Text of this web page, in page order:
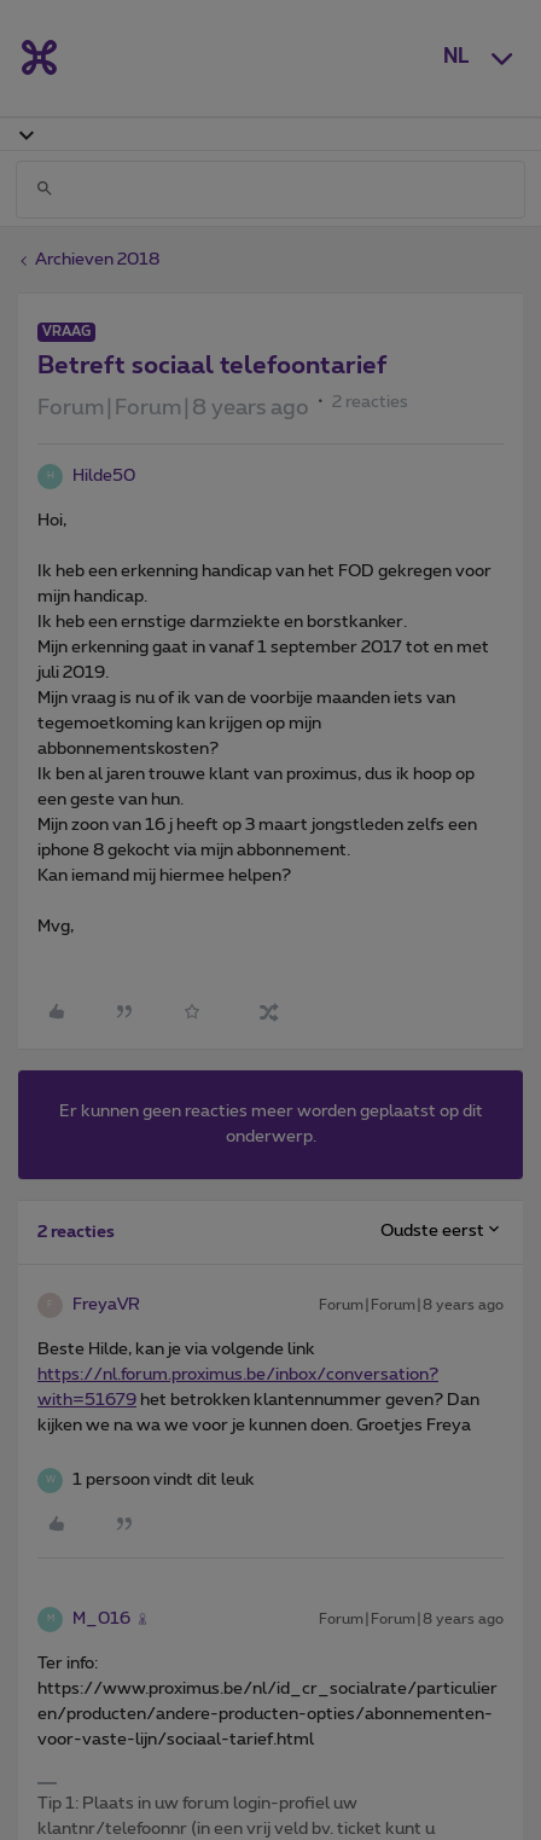
NL
Archieven 2018
VRAAG
Betreft sociaal telefoontarief
Forum|Forum|8 years ago 2 reacties
H Hilde50
Hoi,
Ik heb een erkenning handicap van het FOD gekregen voor
mijn handicap.
Ik heb een ernstige darmziekte en borstkanker.
Mijn erkenning gaat in vanaf 1 september 2017 tot en met
juli 2019.
Mijn vraag is nu of ik van de voorbije maanden iets van
tegemoetkoming kan krijgen op mijn
abbonnementskosten?
Ik ben al jaren trouwe klant van proximus, dus ik hoop op
een geste van hun.
Mijn zoon van 16 j heeft op 3 maart jongstleden zelfs een
iphone 8 gekocht via mijn abbonnement.
Kan iemand mij hiermee helpen?
Mvg,
Er kunnen geen reacties meer worden geplaatst op dit
onderwerp.
2 reacties Oudste eerst
FreyaVR Forum|Forum|8 years ago
Beste Hilde, kan je via volgende link
https://nl. forum.proximus.be/inbox/conversation?
with=51679 het betrokken klantennummer geven? Dan
kijken we na wa we voor je kunnen doen. Groetjes Freya
W 1 persoon vindt dit leuk
M M_016 Forum|Forum|8 years ago
Ter info:
https://www.proximus.be/nl/id_cr_socialrate/particulier
en/producten/andere-producten-opties/abonnementen-
voor-vaste-lijn/sociaal-tarief.html
Tip 1: Plaats in uw forum login-profiel uw
klantnr/telefoonnr (in een vrij veld bv. ticket kunt u